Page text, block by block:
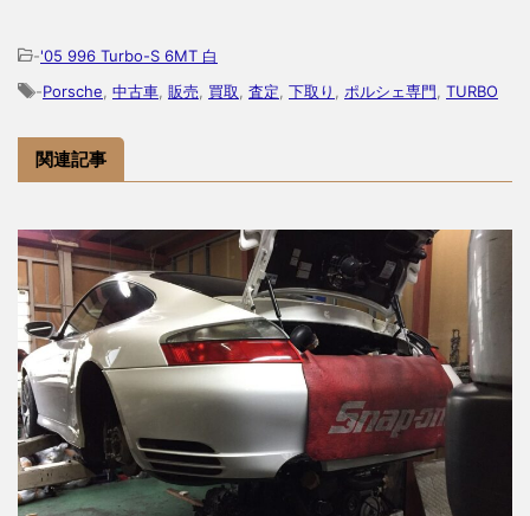
-'05 996 Turbo-S 6MT 白
-Porsche 中古車 販売 買取 査定 下取り ポルシェ専門 TURBO
関連記事